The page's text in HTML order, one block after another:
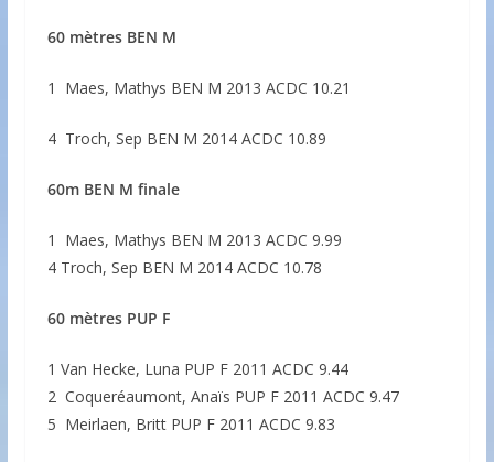
60 mètres BEN M
1 Maes, Mathys BEN M 2013 ACDC 10.21
4 Troch, Sep BEN M 2014 ACDC 10.89
60m BEN M finale
1 Maes, Mathys BEN M 2013 ACDC 9.99
4 Troch, Sep BEN M 2014 ACDC 10.78
60 mètres PUP F
1 Van Hecke, Luna PUP F 2011 ACDC 9.44
2 Coqueréaumont, Anaïs PUP F 2011 ACDC 9.47
5 Meirlaen, Britt PUP F 2011 ACDC 9.83